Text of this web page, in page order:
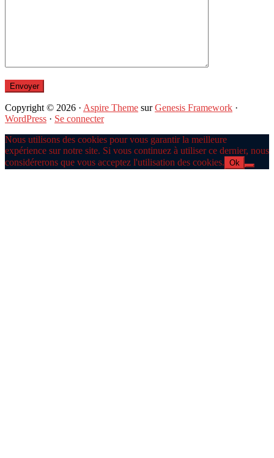
Copyright © 2026 · Aspire Theme surGenesis Framework ·
WordPress · Se connecter
Nous utilisons des cookies pour vous garantir la meilleure
expérience sur notre site. Si vous continuez à utiliser ce dernier, nous
considérerons que vous acceptez l'utilisation des cookies. Ok